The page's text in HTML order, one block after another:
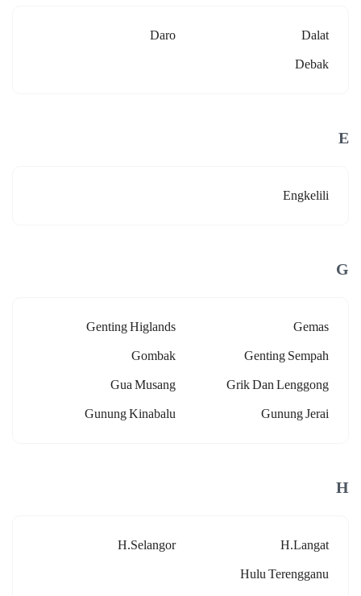
Dalat
Daro
Debak
E
Engkelili
G
Gemas
Genting Higlands
Genting Sempah
Gombak
Grik Dan Lenggong
Gua Musang
Gunung Jerai
Gunung Kinabalu
H
H.langat
H.selangor
Hulu Terengganu